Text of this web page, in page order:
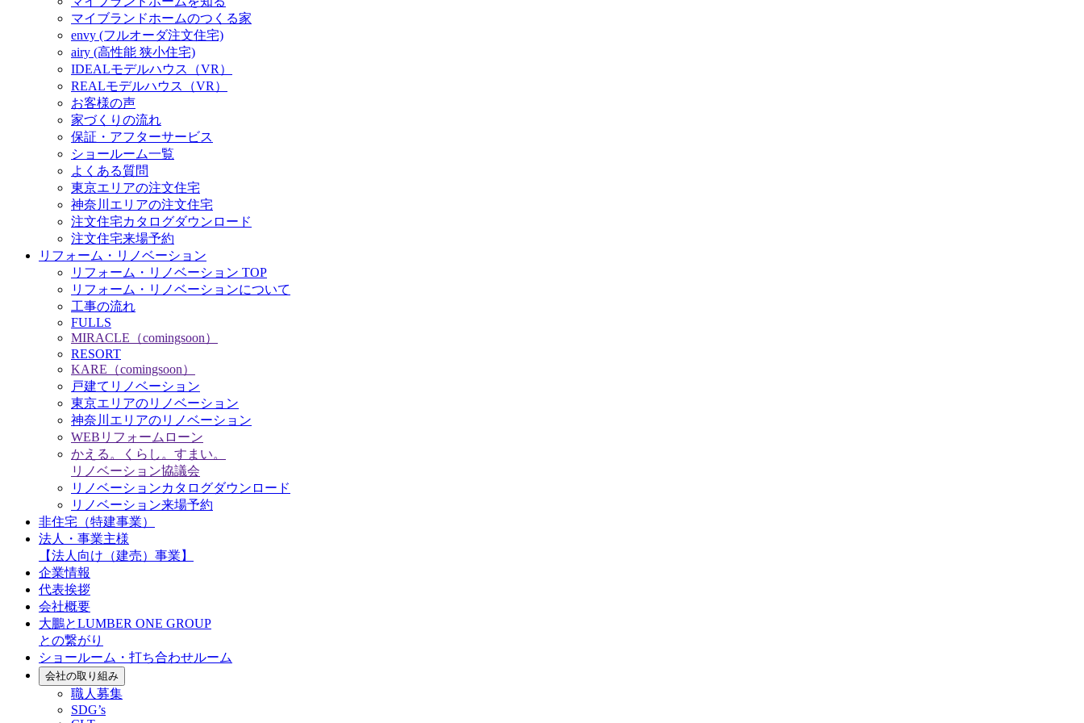
マイブランドホームのつくる家
envy (フルオーダ注文住宅)
airy (高性能 狭小住宅)
IDEALモデルハウス（VR）
REALモデルハウス（VR）
お客様の声
家づくりの流れ
保証・アフターサービス
ショールーム一覧
よくある質問
東京エリアの注文住宅
神奈川エリアの注文住宅
注文住宅カタログダウンロード
注文住宅来場予約
リフォーム・リノベーション
リフォーム・リノベーション TOP
リフォーム・リノベーションについて
工事の流れ
FULLS
MIRACLE（comingsoon）
RESORT
KARE（comingsoon）
戸建てリノベーション
東京エリアのリノベーション
神奈川エリアのリノベーション
WEBリフォームローン
かえる。くらし。すまい。
リノベーション協議会
リノベーションカタログダウンロード
リノベーション来場予約
非住宅（特建事業）
法人・事業主様
【法人向け（建売）事業】
企業情報
代表挨拶
会社概要
大鵬とLUMBER ONE GROUP
との繋がり
ショールーム・打ち合わせルーム
会社の取り組み
職人募集
SDG’s